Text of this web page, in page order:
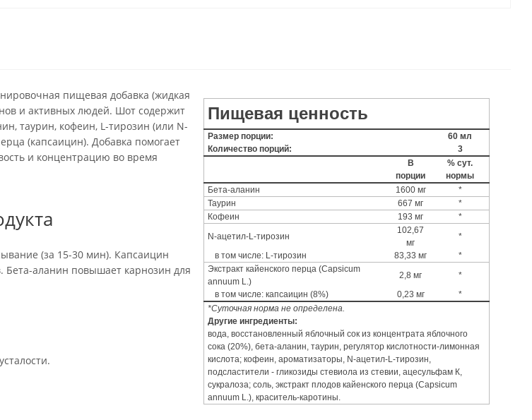
пищевая добавка (жидкая
и активных людей. Шот содержит
таурин, кофеин, L-тирозин (или N-
(капсаицин). Добавка помогает
и концентрацию во время
(за 15-30 мин). Капсаицин
Бета-аланин повышает карнозин для
Пищевая ценность
Размер порции:
60 мл
Количество порций:
3
В
порции
% сут.
нормы
Бета-аланин
1600 мг
*
Таурин
667 мг
*
Кофеин
193 мг
*
N-ацетил-L-тирозин
102,67
мг
*
в том числе: L-тирозин
83,33 мг
*
Экстракт кайенского перца (Capsicum
annuum L.)
2,8 мг
*
в том числе: капсаицин (8%)
0,23 мг
*
*Суточная норма не определена.
Другие ингредиенты:
вода, восстановленный яблочный сок из концентрата яблочного
сока (20%), бета-аланин, таурин, регулятор кислотности-лимонная
кислота; кофеин, ароматизаторы, N-ацетил-L-тирозин,
подсластители - гликозиды стевиола из стевии, ацесульфам К,
сукралоза; соль, экстракт плодов кайенского перца (Capsicum
annuum L.), краситель-каротины.